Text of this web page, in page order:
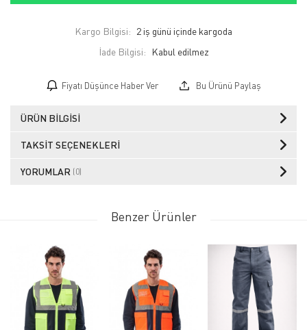
Kargo Bilgisi: 2 iş günü içinde kargoda
İade Bilgisi:
Fiyatı Düşünce Haber Ver Bu Ürünü Paylaş
ÜRÜN BILGISI
TAKSIT SEÇENEKLERI
YORUMLAR (0)
Benzer Ürünler